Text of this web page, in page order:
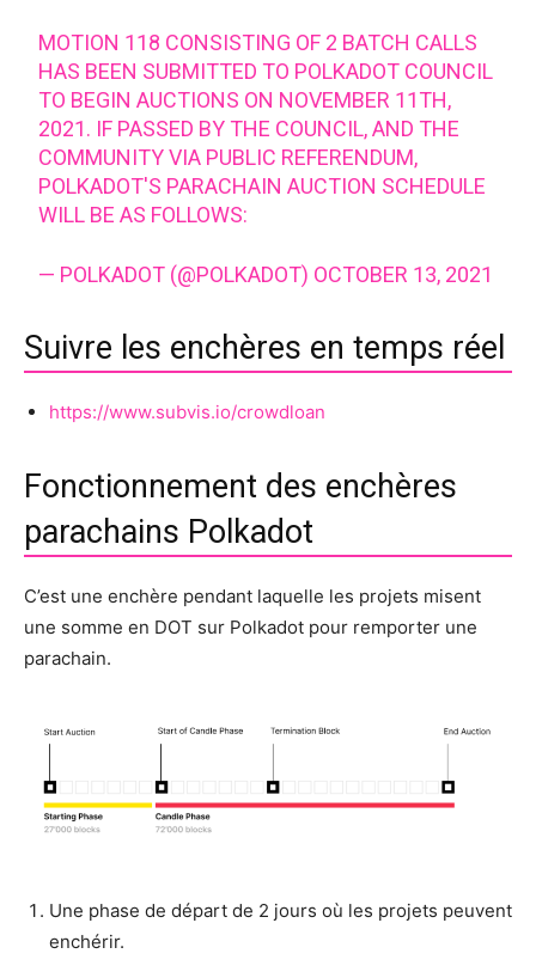
MOTION 118 CONSISTING OF 2 BATCH CALLS
HAS BEEN SUBMITTED TO POLKADOT COUNCIL
TO BEGIN AUCTIONS ON NOVEMBER 11TH,
2021. IF PASSED BY THE COUNCIL, AND THE
COMMUNITY VIA PUBLIC REFERENDUM,
POLKADOT'S PARACHAIN AUCTION SCHEDULE
WILL BE AS FOLLOWS:
— POLKADOT (@POLKADOT) OCTOBER 13, 2021
Suivre les enchères en temps réel
https://www.subvis.io/crowdloan
Fonctionnement des enchères
parachains Polkadot
C’est une enchère pendant laquelle les projets misent
une somme en DOT sur Polkadot pour remporter une
parachain.
Une phase de départ de 2 jours où les projets peuvent
enchérir.